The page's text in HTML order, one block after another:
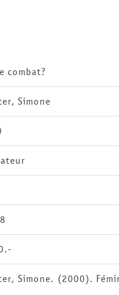
combat?
Simone
Simone. (2000).